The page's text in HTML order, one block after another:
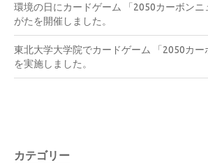
環境の日にカードゲーム 「2050カーボンニ
がたを開催しました。
東北大学大学院でカードゲーム 「2050カー
を実施しました。
カテゴリー